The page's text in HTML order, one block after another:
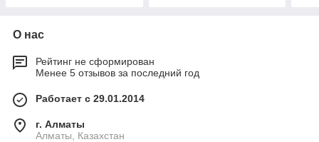
О нас
Рейтинг не сформирован
Менее 5 отзывов за последний год
Работает с 29.01.2014
г. Алматы
Алматы, Казахстан